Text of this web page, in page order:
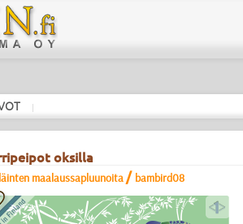
|
oksilla
maalaussapluunoita / bambird08
a